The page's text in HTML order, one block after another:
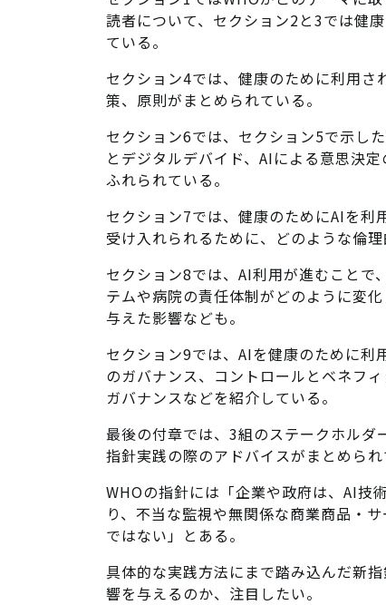
読者について、セクション2と3では健
ている。
セクション4では、健康のために利用
策、原則がまとめられている。
セクション6では、セクション5で示し
とデジタルデバイド、AIによる意思決
ふれられている。
セクション7では、健康のためにAIを利
受け入れられるために、どのような倫
セクション8では、AI利用が進むことで
テムや病院の責任体制がどのように変
与えた影響なども。
セクション9では、AIを健康のために利
のガバナンス、コントロールとベネフ
ガバナンスなどを紹介している。
最後の付章では、3組のステークホル
指針実践の際のアドバイスがまとめられ
WHOの指針には「企業や政府は、AI技
り、不当な監視や無関係な商業商品・
ではない」とある。
具体的な実践方法にまで踏み込んだ新
響を与えるのか、注目したい。